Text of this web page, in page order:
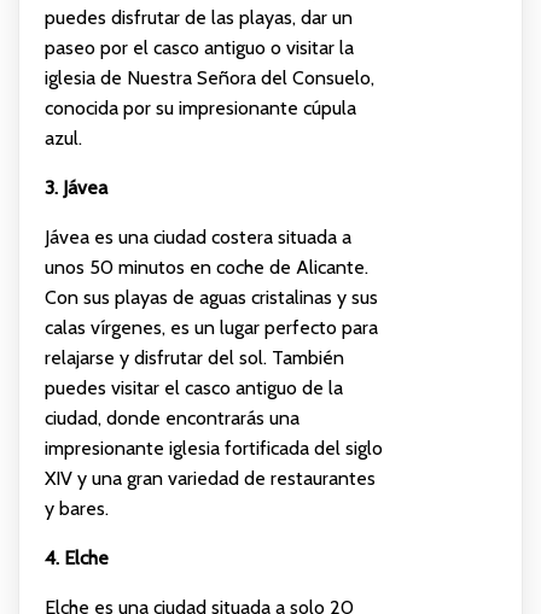
puedes disfrutar de las playas, dar un
paseo por el casco antiguo o visitar la
iglesia de Nuestra Señora del Consuelo,
conocida por su impresionante cúpula
azul.
3. Jávea
Jávea es una ciudad costera situada a
unos 50 minutos en coche de Alicante.
Con sus playas de aguas cristalinas y sus
calas vírgenes, es un lugar perfecto para
relajarse y disfrutar del sol. También
puedes visitar el casco antiguo de la
ciudad, donde encontrarás una
impresionante iglesia fortificada del siglo
XIV y una gran variedad de restaurantes
y bares.
4. Elche
Elche es una ciudad situada a solo 20